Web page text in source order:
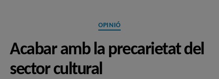
Categories
OPINIÓ
Acabar amb la precarietat del
sector cultural